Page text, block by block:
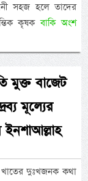
সহজ হলে তাদের
কৃষকবাকি অংশ
মুক্ত বাজেট
মূল্যের
খাতের দুঃখজনক কথা